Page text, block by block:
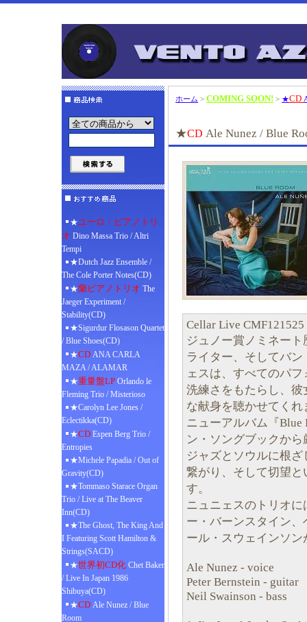
★ユーロ・ピアノトリ
オ Dino Massa Trio / Altri
Tempi
★Dutch Jazz Ensemble /
The Cole Porter Notes(CD)
★蘭ピアノトリオ The
Jaeger Experiment /
Stability(CD)
★Sigurdur Flosason Quartet
/ Blue Shoes(CD)
★CD ANA CARLA
MAZA / ALAMAR
★重量盤LP Orlando le
Fleming Trio / Misterioso
★Carolyn Lee Jones /
Eclectikka(CD)
★CD Espen Berg Trio /
Entropies
★Michele Papadia / Out of
Gravity(CD)
★Tommaso Starace Organ
Trio / Live at The Beaver
Inn(CD)
★The Ghost, The King And
I Featuring Scott Hamilton &
Strings(SACD)
★世界初CD化 Chet Baker
/ Live In Japan 1986
Shibuya(CD)
★CD Ale Nunez / Blue
Room
ホーム > COMING SOON! > ★CD
★CD Ale Nunez / Blue
Cellar Live CMF121525
ジュノー賞ノミネー
ライター、そしてバ
ェスは、すべてのパ
洗練さをもたらし、
な献身を聴かせてくれ
ニューアルバム『Blue
ン・ソングブックか
ジャズとソウルに根
繋がり、そして切望
す。
ニュニェスのトリオ
ー・バーンスタイン
ール・スウェインソ
Ale Nunez - voice
Peter Bernstein - guitar
Neil Swainson - bass